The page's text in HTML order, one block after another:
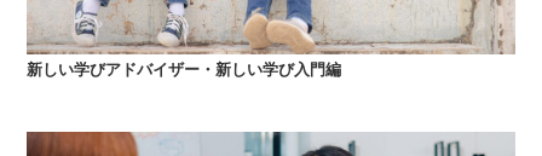
新しい学びアドバイザー・新しい学び入門編